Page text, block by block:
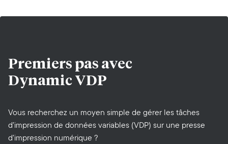
Premiers pas avec
Dynamic VDP
Vous recherchez un moyen simple de gérer les tâches
d’impression de données variables (VDP) sur une presse
d’impression numérique ?